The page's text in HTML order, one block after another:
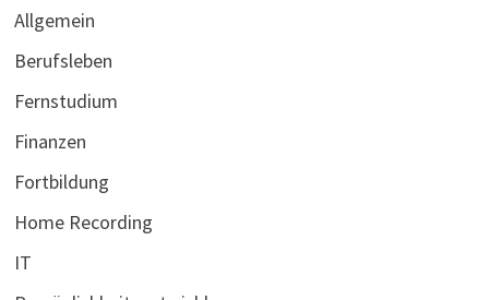
Allgemein
Berufsleben
Fernstudium
Finanzen
Fortbildung
Home Recording
IT